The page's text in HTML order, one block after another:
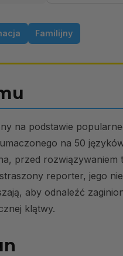
Familijny
na podstawie
na 50
przed
reporter, jego
aby odnaleźć
klątwy.